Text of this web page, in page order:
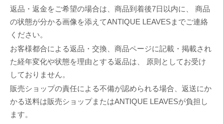
返品・返金をご希望の場合は、商品到着後7日以内に、 商品
の状態が分かる画像を添えてANTIQUE LEAVESまでご連絡
ください。
お客様都合による返品・交換、商品ページに記載・掲載され
た経年変化や状態を理由とする返品は、 原則としてお受け
しておりません。
販売ショップの責任による不備が認められる場合、返送にか
かる送料は販売ショップまたはANTIQUE LEAVESが負担し
ます。